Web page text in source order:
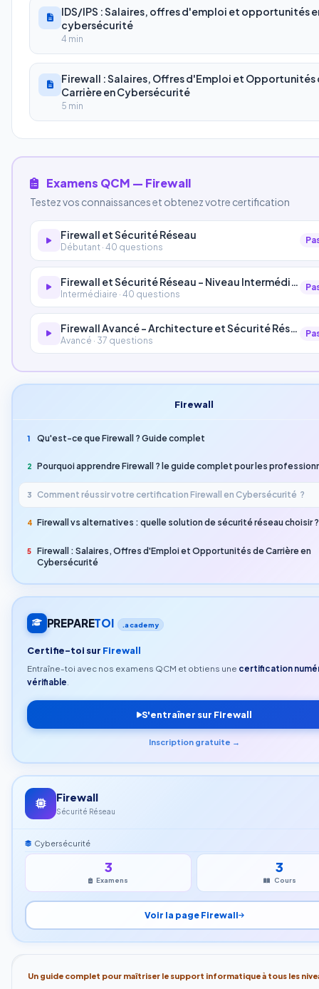
IDS/IPS : Salaires, offres d'emploi et opportunités
cybersécurité
4 min
Firewall : Salaires, Offres d'Emploi et Opportunités
Carrière en Cybersécurité
5 min
Examens QCM — Firewall
Testez vos connaissances et obtenez votre certification
Firewall et Sécurité Réseau
Débutant · 40 questions
Firewall et Sécurité Réseau - Niveau Intermédiaire
Intermédiaire · 40 questions
Firewall Avancé - Architecture et Sécurité Réseau
Avancé · 37 questions
Firewall
1 Qu'est-ce que Firewall ? Guide complet
2 Pourquoi apprendre Firewall ? le guide complet pour les
3 Comment réussir votre certification Firewall en Cybersécurité ?
4 Firewall vs alternatives : quelle solution de sécurité réseau choisir ?
5
Firewall : Salaires, Offres d'Emploi et Opportunités de Carrière en
Cybersécurité
PREPARETOI .academy
Certifie-toi sur Firewall
Entraîne-toi avec nos examens QCM et obtiens une certification
vérifiable
S'entraîner sur Firewall
Inscription gratuite →
Firewall
Sécurité Réseau
Cybersécurité
3
Examens
3
Cours
Voir la page Firewall
Un guide complet pour maîtriser le support informatique à tous les